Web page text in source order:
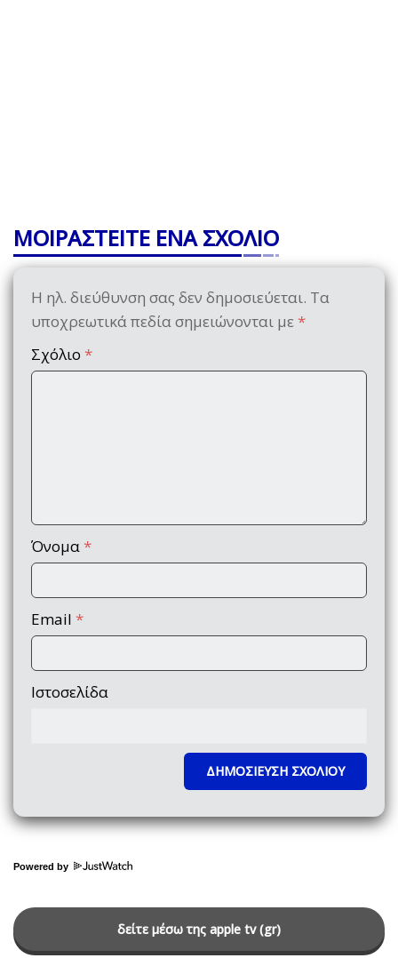
ΜΟΙΡΑΣΤΕΙΤΕ ΕΝΑ ΣΧΟΛΙΟ
Η ηλ. διεύθυνση σας δεν δημοσιεύεται. Τα
υποχρεωτικά πεδία σημειώνονται με *
Σχόλιο *
Όνομα *
Email *
Ιστοσελίδα
Powered by
δείτε μέσω της apple tv (gr)